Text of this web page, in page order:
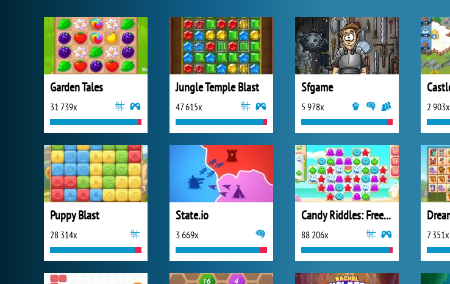
Garden Tales
31 739x
Jungle Temple Blast
47 615x
Sfgame
5 978x 2 903x
Puppy Blast
28 314x
State.io
3 669x
Candy Riddles: Free Match 3 Puzzle
88 206x 7 351x